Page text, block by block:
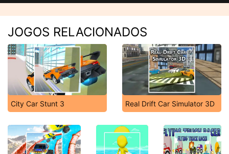
JOGOS RELACIONADOS
City Car Stunt 3 Real Drift Car Simulator 3D